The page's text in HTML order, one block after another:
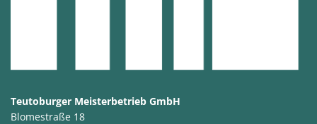
Teutoburger Meisterbetrieb GmbH
Blomestraße 18